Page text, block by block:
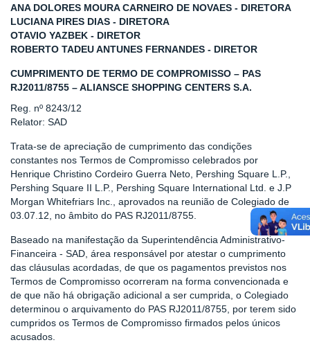
ANA DOLORES MOURA CARNEIRO DE NOVAES - DIRETORA
LUCIANA PIRES DIAS - DIRETORA
OTAVIO YAZBEK - DIRETOR
ROBERTO TADEU ANTUNES FERNANDES - DIRETOR
CUMPRIMENTO DE TERMO DE COMPROMISSO – PAS
RJ2011/8755 – ALIANSCE SHOPPING CENTERS S.A.
Reg. nº 8243/12
Relator: SAD
Trata-se de apreciação de cumprimento das condições
constantes nos Termos de Compromisso celebrados por
Henrique Christino Cordeiro Guerra Neto, Pershing Square L.P.,
Pershing Square II L.P., Pershing Square International Ltd. e J.P
Morgan Whitefriars Inc., aprovados na reunião de Colegiado de
03.07.12, no âmbito do PAS RJ2011/8755.
Baseado na manifestação da Superintendência Administrativo-
Financeira - SAD, área responsável por atestar o cumprimento
das cláusulas acordadas, de que os pagamentos previstos nos
Termos de Compromisso ocorreram na forma convencionada e
de que não há obrigação adicional a ser cumprida, o Colegiado
determinou o arquivamento do PAS RJ2011/8755, por terem sido
cumpridos os Termos de Compromisso firmados pelos únicos
acusados.